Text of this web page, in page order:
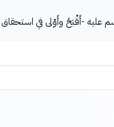
-أَقْبَحُ وأَوْلى في استحقاق